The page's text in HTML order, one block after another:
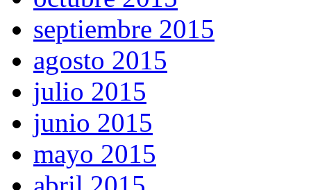
septiembre 2015
agosto 2015
julio 2015
junio 2015
mayo 2015